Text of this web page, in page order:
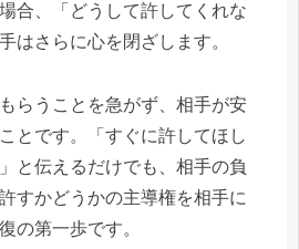
合、「どうして許してくれな
はさらに心を閉ざします。
らうことを急がず、相手が安
とです。「すぐに許してほし
と伝えるだけでも、相手の負
すかどうかの主導権を相手に
の第一歩です。